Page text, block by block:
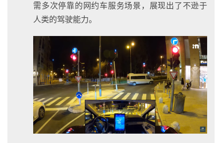
需多次停靠的网约车服务场景，展现出了不逊于
人类的驾驶能力。